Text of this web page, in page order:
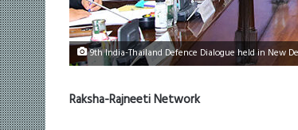
9th India-Thailand Defence Dialogue held in New
Raksha-Rajneeti Network